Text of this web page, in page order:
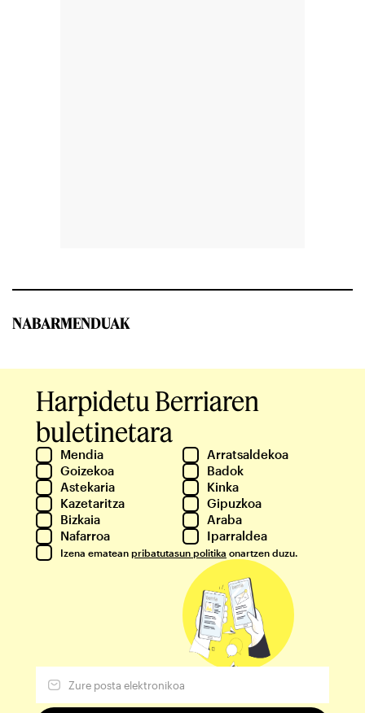
NABARMENDUAK
Harpidetu Berriaren
buletinetara
Mendia
Arratsaldekoa
Goizekoa
Badok
Astekaria
Kinka
Kazetaritza
Gipuzkoa
Bizkaia
Araba
Nafarroa
Iparraldea
Izena ematean pribatutasun politika onartzen duzu.